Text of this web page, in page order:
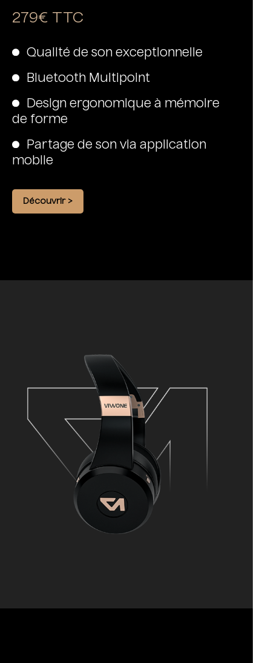
279€ TTC
Qualité de son exceptionnelle
Bluetooth Multipoint
Design ergonomique à mémoire
de forme
Partage de son via application
mobile
Découvrir >